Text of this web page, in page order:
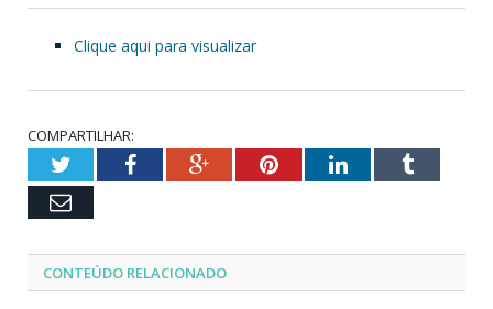
Clique aqui para visualizar
COMPARTILHAR:
TwitterFacebookGoogle+PinterestLinkedInTumblr
Email
CONTEÚDO RELACIONADO